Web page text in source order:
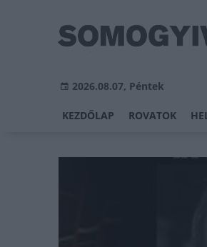
2026.08.07, Péntek
KEZDŐLAP ROVATOK